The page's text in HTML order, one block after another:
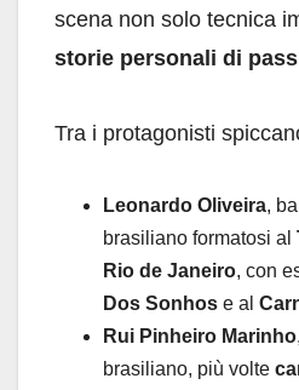
scena non solo tecnica
storie personali di
Tra i protagonisti
Leonardo Oliveira,
brasiliano formatosi al
Rio de Janeiro, con
Dos Sonhos e al
Rui Pinheiro Marinho
brasiliano, più volte